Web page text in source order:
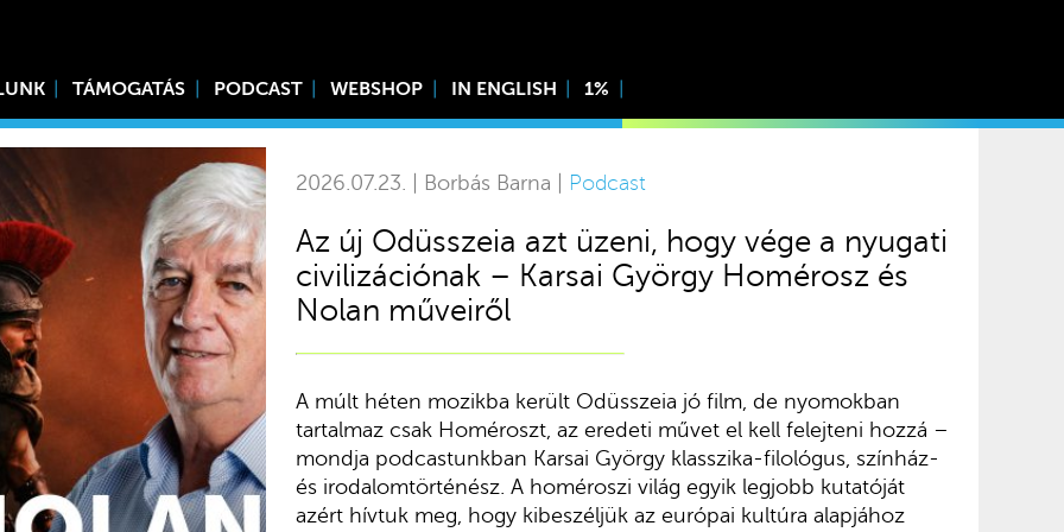
TÁMOGATÁS PODCAST WEBSHOP IN ENGLISH 1%
2026.07.23. | Borbás Barna | Podcast
Az új Odüsszeia azt üzeni, hogy vége a nyugati
civilizációnak – Karsai György Homérosz és
Nolan műveiről
A múlt héten mozikba került Odüsszeia jó film, de nyomokban
tartalmaz csak Homéroszt, az eredeti művet el kell felejteni hozzá –
mondja podcastunkban Karsai György klasszika-filológus, színház-
és irodalomtörténész. A homéroszi világ egyik legjobb kutatóját
azért hívtuk meg, hogy kibeszéljük az európai kultúra alapjához